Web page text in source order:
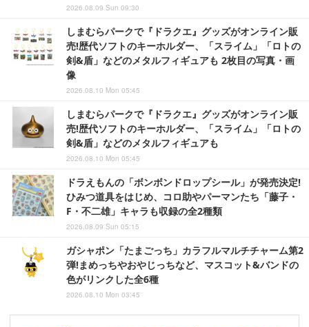
2026.08.09 Sun 09:30
しまむらパークで『ドラクエ』グッズがオンライン販
売!歴代ソフトのキーホルダー、「スライム」「ロトの
剣&盾」などのメタルフィギュアも 2枚目の写真・画
像
2026.08.10 Mon 05:45
しまむらパークで『ドラクエ』グッズがオンライン販
売!歴代ソフトのキーホルダー、「スライム」「ロトの
剣&盾」などのメタルフィギュアも
2026.08.10 Mon 05:45
ドラえもんの「ボンボンドロップシール」が発売決定!
ひみつ道具をはじめ、コロ助やパーマンたち「藤子・
F・不二雄」キャラも収録の全2種類
2026.08.09 Sun 05:15
ガシャポン「たまごっち」カラフルマルチチャーム第2
弾!まめっちやおやじっちなど、マスコット&バンドの
色がリンクした全6種
2026.08.10 Mon 03:45